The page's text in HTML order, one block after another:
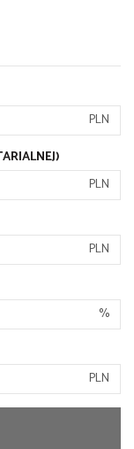
PLN
PLN
PLN
%
PLN